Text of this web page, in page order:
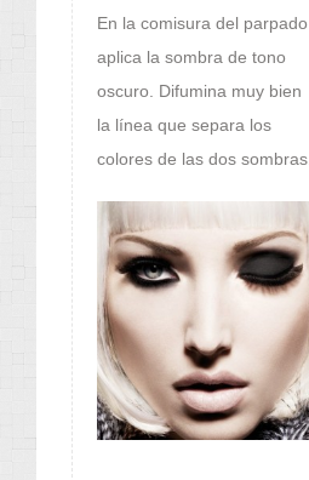
En la comisura del parpado
aplica la sombra de tono
oscuro. Difumina muy bien
la línea que separa los
colores de las dos sombras.